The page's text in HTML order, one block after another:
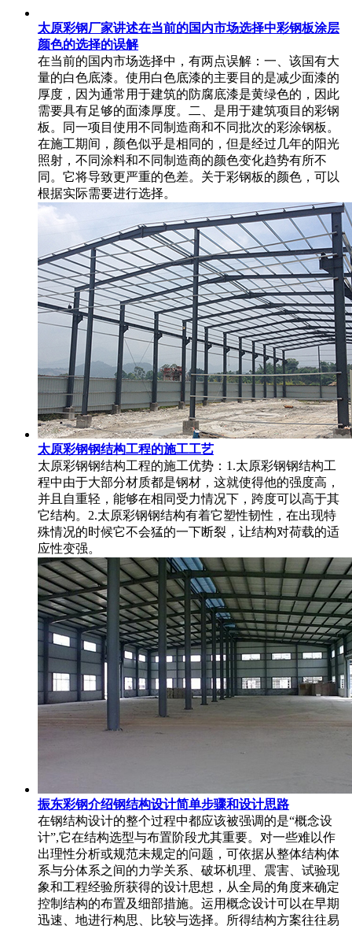
太原彩钢厂家讲述在当前的国内市场选择中彩钢板涂层
颜色的选择的误解
在当前的国内市场选择中，有两点误解：一、该国有大
量的白色底漆。使用白色底漆的主要目的是减少面漆的
厚度，因为通常用于建筑的防腐底漆是黄绿色的，因此
需要具有足够的面漆厚度。二、是用于建筑项目的彩钢
板。同一项目使用不同制造商和不同批次的彩涂钢板。
在施工期间，颜色似乎是相同的，但是经过几年的阳光
照射，不同涂料和不同制造商的颜色变化趋势有所不
同。它将导致更严重的色差。关于彩钢板的颜色，可以
根据实际需要进行选择。
太原彩钢钢结构工程的施工工艺
太原彩钢钢结构工程的施工优势：1.太原彩钢钢结构工
程中由于大部分材质都是钢材，这就使得他的强度高，
并且自重轻，能够在相同受力情况下，跨度可以高于其
它结构。2.太原彩钢钢结构有着它塑性韧性，在出现特
殊情况的时候它不会猛的一下断裂，让结构对荷载的适
应性变强。
振东彩钢介绍钢结构设计简单步骤和设计思路
在钢结构设计的整个过程中都应该被强调的是“概念设
计”,它在结构选型与布置阶段尤其重要。对一些难以作
出理性分析或规范未规定的问题，可依据从整体结构体
系与分体系之间的力学关系、破坏机理、震害、试验现
象和工程经验所获得的设计思想，从全局的角度来确定
控制结构的布置及细部措施。运用概念设计可以在早期
迅速、地进行构思、比较与选择。所得结构方案往往易